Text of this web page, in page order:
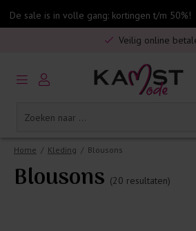
De sale is in volle gang: kortingen t/m 50%!
Gratis verzending in
Veilig online
5% spaarbonus op jouw
Gratis verzending in
Home / Kleding / Blousons
Blousons (20 resultaten)